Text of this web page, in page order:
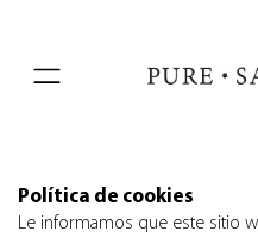
Política de cookies
Le informamos que este sitio